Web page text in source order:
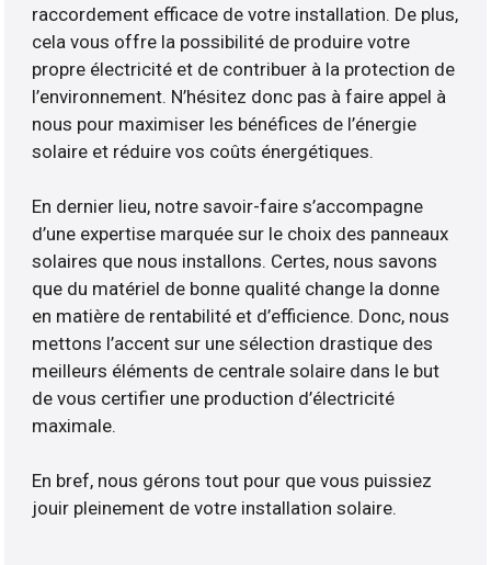
raccordement efficace de votre installation. De plus,
cela vous offre la possibilité de produire votre
propre électricité et de contribuer à la protection de
l’environnement. N’hésitez donc pas à faire appel à
nous pour maximiser les bénéfices de l’énergie
solaire et réduire vos coûts énergétiques.
En dernier lieu, notre savoir-faire s’accompagne
d’une expertise marquée sur le choix des panneaux
solaires que nous installons. Certes, nous savons
que du matériel de bonne qualité change la donne
en matière de rentabilité et d’efficience. Donc, nous
mettons l’accent sur une sélection drastique des
meilleurs éléments de centrale solaire dans le but
de vous certifier une production d’électricité
maximale.
En bref, nous gérons tout pour que vous puissiez
jouir pleinement de votre installation solaire.